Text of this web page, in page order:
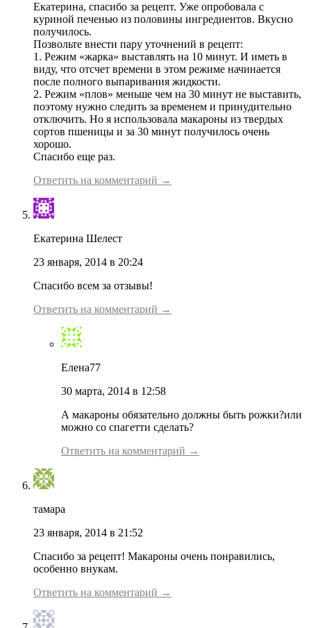
Екатерина, спасибо за рецепт. Уже опробовала с
куриной печенью из половины ингредиентов. Вкусно
получилось.
Позвольте внести пару уточнений в рецепт:
1. Режим «жарка» выставлять на 10 минут. И иметь в
виду, что отсчет времени в этом режиме начинается
после полного выпаривания жидкости.
2. Режим «плов» меньше чем на 30 минут не выставить,
поэтому нужно следить за временем и принудительно
отключить. Но я использовала макароны из твердых
сортов пшеницы и за 30 минут получилось очень
хорошо.
Спасибо еще раз.
Ответить на комментарий →
Екатерина Шелест
23 января, 2014 в 20:24
Спасибо всем за отзывы!
Ответить на комментарий →
Елена77
30 марта, 2014 в 12:58
А макароны обязательно должны быть рожки?или
можно со спагетти сделать?
Ответить на комментарий →
тамара
23 января, 2014 в 21:52
Спасибо за рецепт! Макароны очень понравились,
особенно внукам.
Ответить на комментарий →